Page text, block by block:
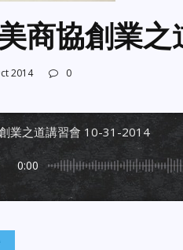
商協創業
2014 0
創業之道講習會 10-31-2014
0:00